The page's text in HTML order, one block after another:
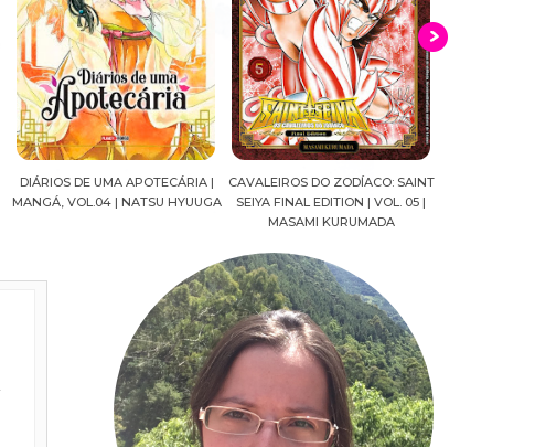
CAVALEIROS DO ZODÍACO: SAINT
SEIYA FINAL EDITION | VOL. 05 |
CROWN OF WAR AND SHADOW |
J.R.WARD #RESENHA